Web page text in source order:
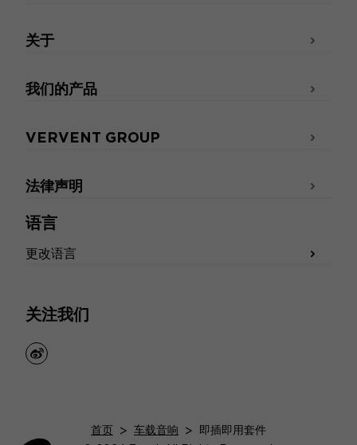
语言
更改语言
关注我们
weibo
关于
我们的产品
VERVENT GROUP
法律声明
首页 > 车载音响 >
即插即用套件